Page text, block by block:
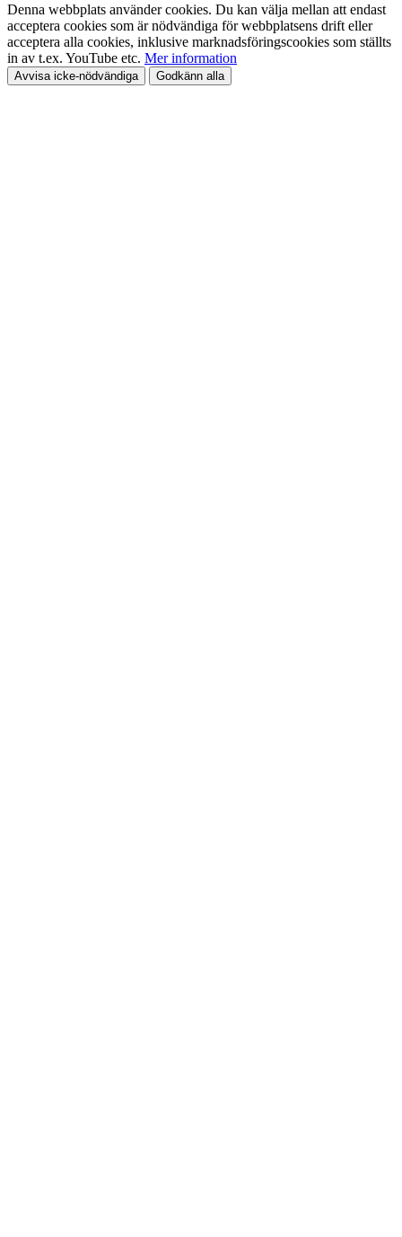
Denna webbplats använder cookies. Du kan välja mellan att endast
acceptera cookies som är nödvändiga för webbplatsens drift eller
acceptera alla cookies, inklusive marknadsföringscookies som ställts
in av t.ex. YouTube etc. Mer information
Avvisa icke-nödvändiga Godkänn alla